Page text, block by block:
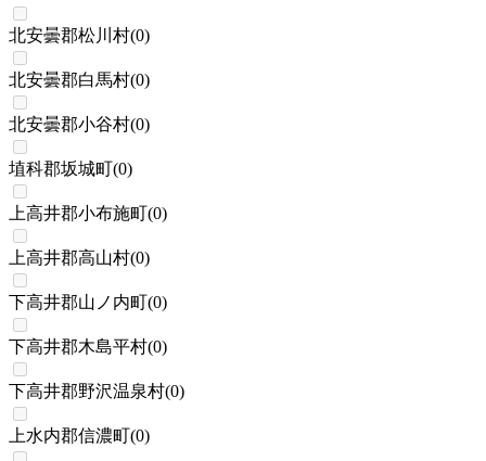
北安曇郡松川村(0)
北安曇郡白馬村(0)
北安曇郡小谷村(0)
埴科郡坂城町(0)
上高井郡小布施町(0)
上高井郡高山村(0)
下高井郡山ノ内町(0)
下高井郡木島平村(0)
下高井郡野沢温泉村(0)
上水内郡信濃町(0)